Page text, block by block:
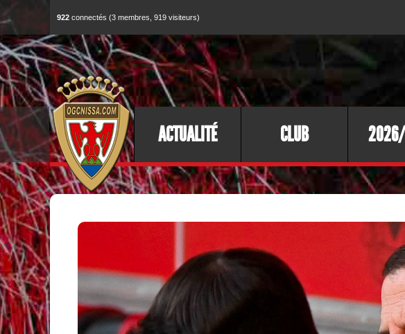
922 connectés (3 membres, 919 visiteurs)
ACTUALITÉ CLUB